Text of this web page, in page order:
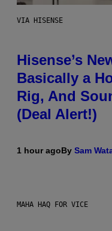
VIA HISENSE
Hisense’s
Basically a
Rig, And
(Deal Alert!)
1 hour agoBy Sam
MAHA HAQ FOR VICE